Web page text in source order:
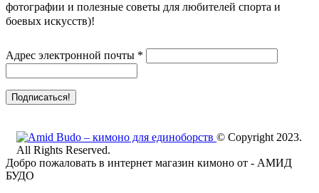
фотографии и полезные советы для любителей спорта и
боевых искусств)!
Адрес электронной почты *
© Copyright 2023.
All Rights Reserved.
Добро пожаловать в интернет магазин кимоно от - АМИД
БУДО